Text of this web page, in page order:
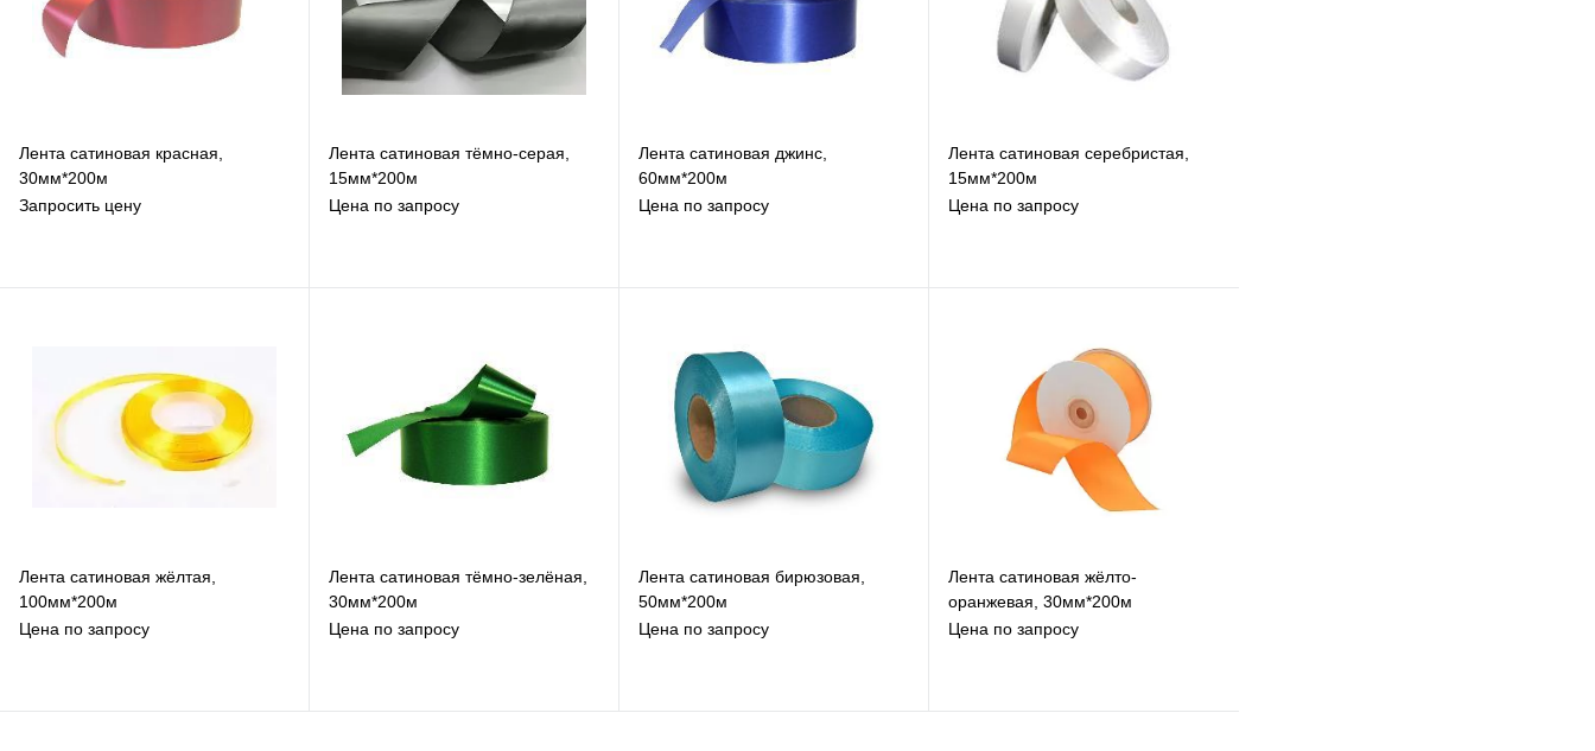
Лента сатиновая красная,
30мм*200м
Запросить цену
Под заказ
Лента сатиновая тёмно-серая,
15мм*200м
Цена по запросу
К сравнению
Под заказ
Лента сатиновая джинс,
60мм*200м
Цена по запросу
К сравнению
Под заказ
Лента сатиновая серебристая,
15мм*200м
Цена по запросу
К сравнению
Под заказ
Лента сатиновая жёлтая,
100мм*200м
Цена по запросу
Лента сатиновая тёмно-зелёная,
30мм*200м
Цена по запросу
Лента сатиновая бирюзовая,
50мм*200м
Цена по запросу
Лента сатиновая жёлто-
оранжевая, 30мм*200м
Цена по запросу